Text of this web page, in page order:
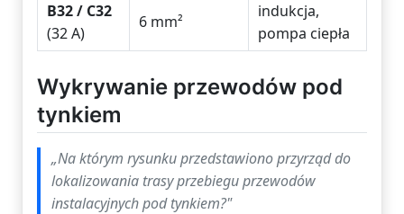
B32 / C32
(32 A)
6 mm²
indukcja,
pompa ciepła
Wykrywanie przewodów pod
tynkiem
„Na którym rysunku przedstawiono przyrząd do
lokalizowania trasyprzebiegu przewodów
instalacyjnych pod tynkiem?"